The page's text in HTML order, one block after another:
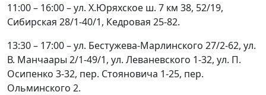
11:00 – 16:00 – ул. Х.Юряхское ш. 7 км 38, 52/19,
Сибирская 28/1-40/1, Кедровая 25-82.
13:30 – 17:00 – ул. Бестужева-Марлинского 27/2-62, ул.
В. Манчаары 2/1-49/1, ул. Леваневского 1-32, ул. П.
Осипенко 3-32, пер. Стояновича 1-25, пер.
Ольминского 2.